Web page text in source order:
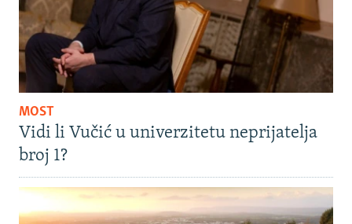
MOST
Vidi li Vučić u univerzitetu neprijatelja
broj 1?